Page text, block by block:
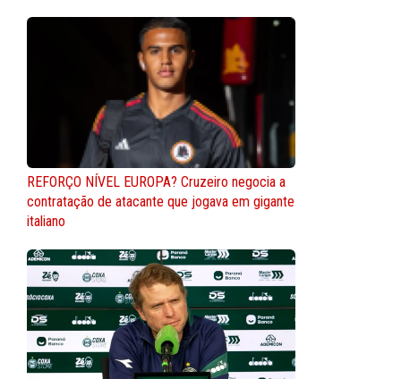
REFORÇO NÍVEL EUROPA? Cruzeiro negocia a
contratação de atacante que jogava em gigante
italiano